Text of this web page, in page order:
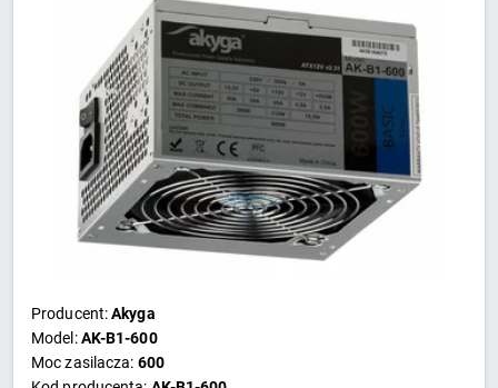
Producent:Akyga
Model:AK-B1-600
Moc zasilacza: 600